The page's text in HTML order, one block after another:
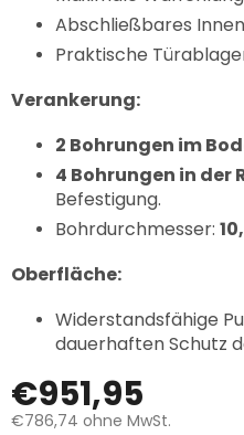
€951,95
€786,74 ohne MwSt.
Abschließbares
Praktische
Verankerung:
2 Bohrungen im
4 Bohrungen in der
Befestigung.
Bohrdurchmesser:
Oberfläche:
Widerstandsfähige
dauerhaften Schutz